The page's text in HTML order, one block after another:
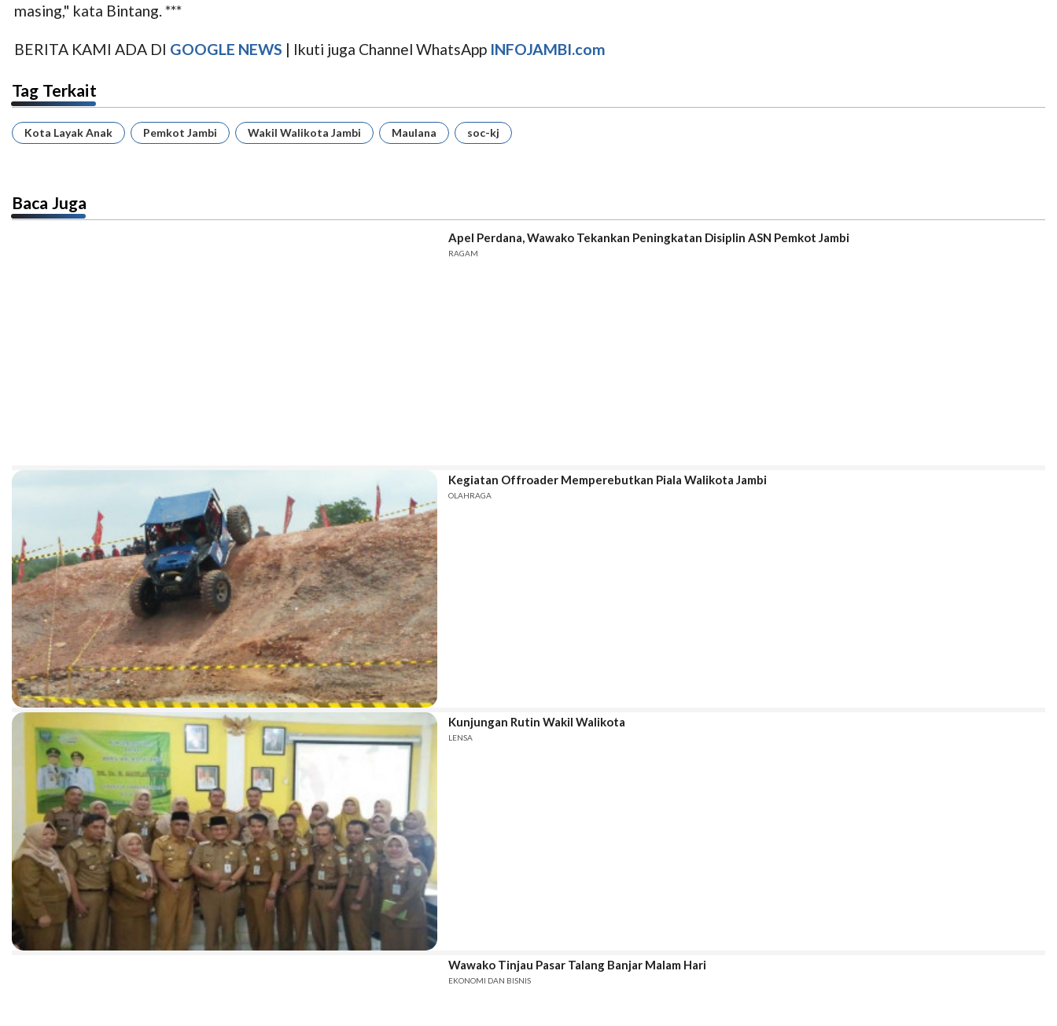
masing," kata Bintang. ***
BERITA KAMI ADA DI GOOGLE NEWS | Ikuti juga Channel WhatsApp INFOJAMBI.com
Tag Terkait
Kota Layak Anak Pemkot Jambi Wakil Walikota Jambi Maulana soc-kj
Baca Juga
Apel Perdana, Wawako Tekankan Peningkatan Disiplin ASN Pemkot Jambi
RAGAM
Kegiatan Offroader Memperebutkan Piala Walikota Jambi
OLAHRAGA
Kunjungan Rutin Wakil Walikota
LENSA
Wawako Tinjau Pasar Talang Banjar Malam Hari
EKONOMI DAN BISNIS